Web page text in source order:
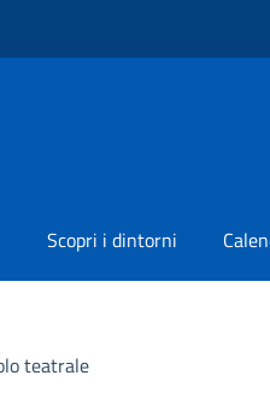
Scopri i dintorni
teatrale